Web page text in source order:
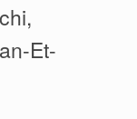
Et-